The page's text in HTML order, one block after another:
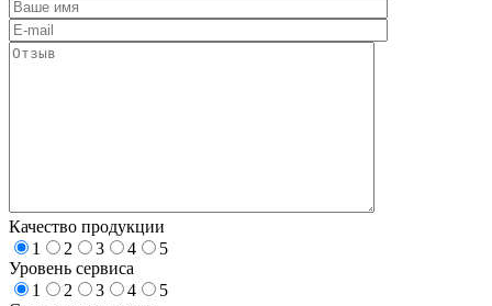
Качество продукции
1
2 3 4
5
Уровень сервиса
1
2 3 4
5